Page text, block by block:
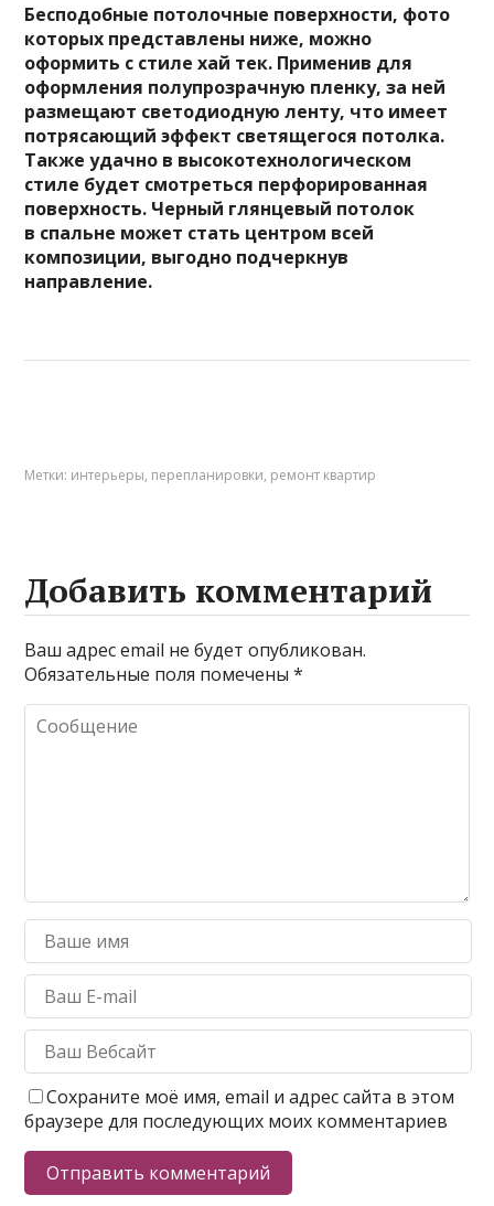
Бесподобные потолочные поверхности, фото
которых представлены ниже, можно
оформить с стиле хай тек. Применив для
оформления полупрозрачную пленку, за ней
размещают светодиодную ленту, что имеет
потрясающий эффект светящегося потолка.
Также удачно в высокотехнологическом
стиле будет смотреться перфорированная
поверхность. Черный глянцевый потолок
в спальне может стать центром всей
композиции, выгодно подчеркнув
направление.
Метки: интерьеры, перепланировки, ремонт квартир
Добавить комментарий
Ваш адрес email не будет опубликован.
Обязательные поля помечены*
Сохраните моё имя, email и адрес сайта в этом
браузере для последующих моих комментариев